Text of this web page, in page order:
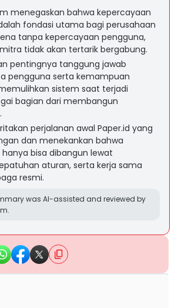
menegaskan bahwa kepercayaan
fondasi utama bagi perusahaan
tanpa kepercayaan pengguna,
tidak akan tertarik bergabung.
pentingnya tanggung jawab
pengguna serta kemampuan
sistem saat terjadi
bagian dari membangun
perjalanan awal Paper.id yang
dan menekankan bahwa
bisa dibangun lewat
aturan, serta kerja sama
resmi.
was AI-assisted and reviewed by